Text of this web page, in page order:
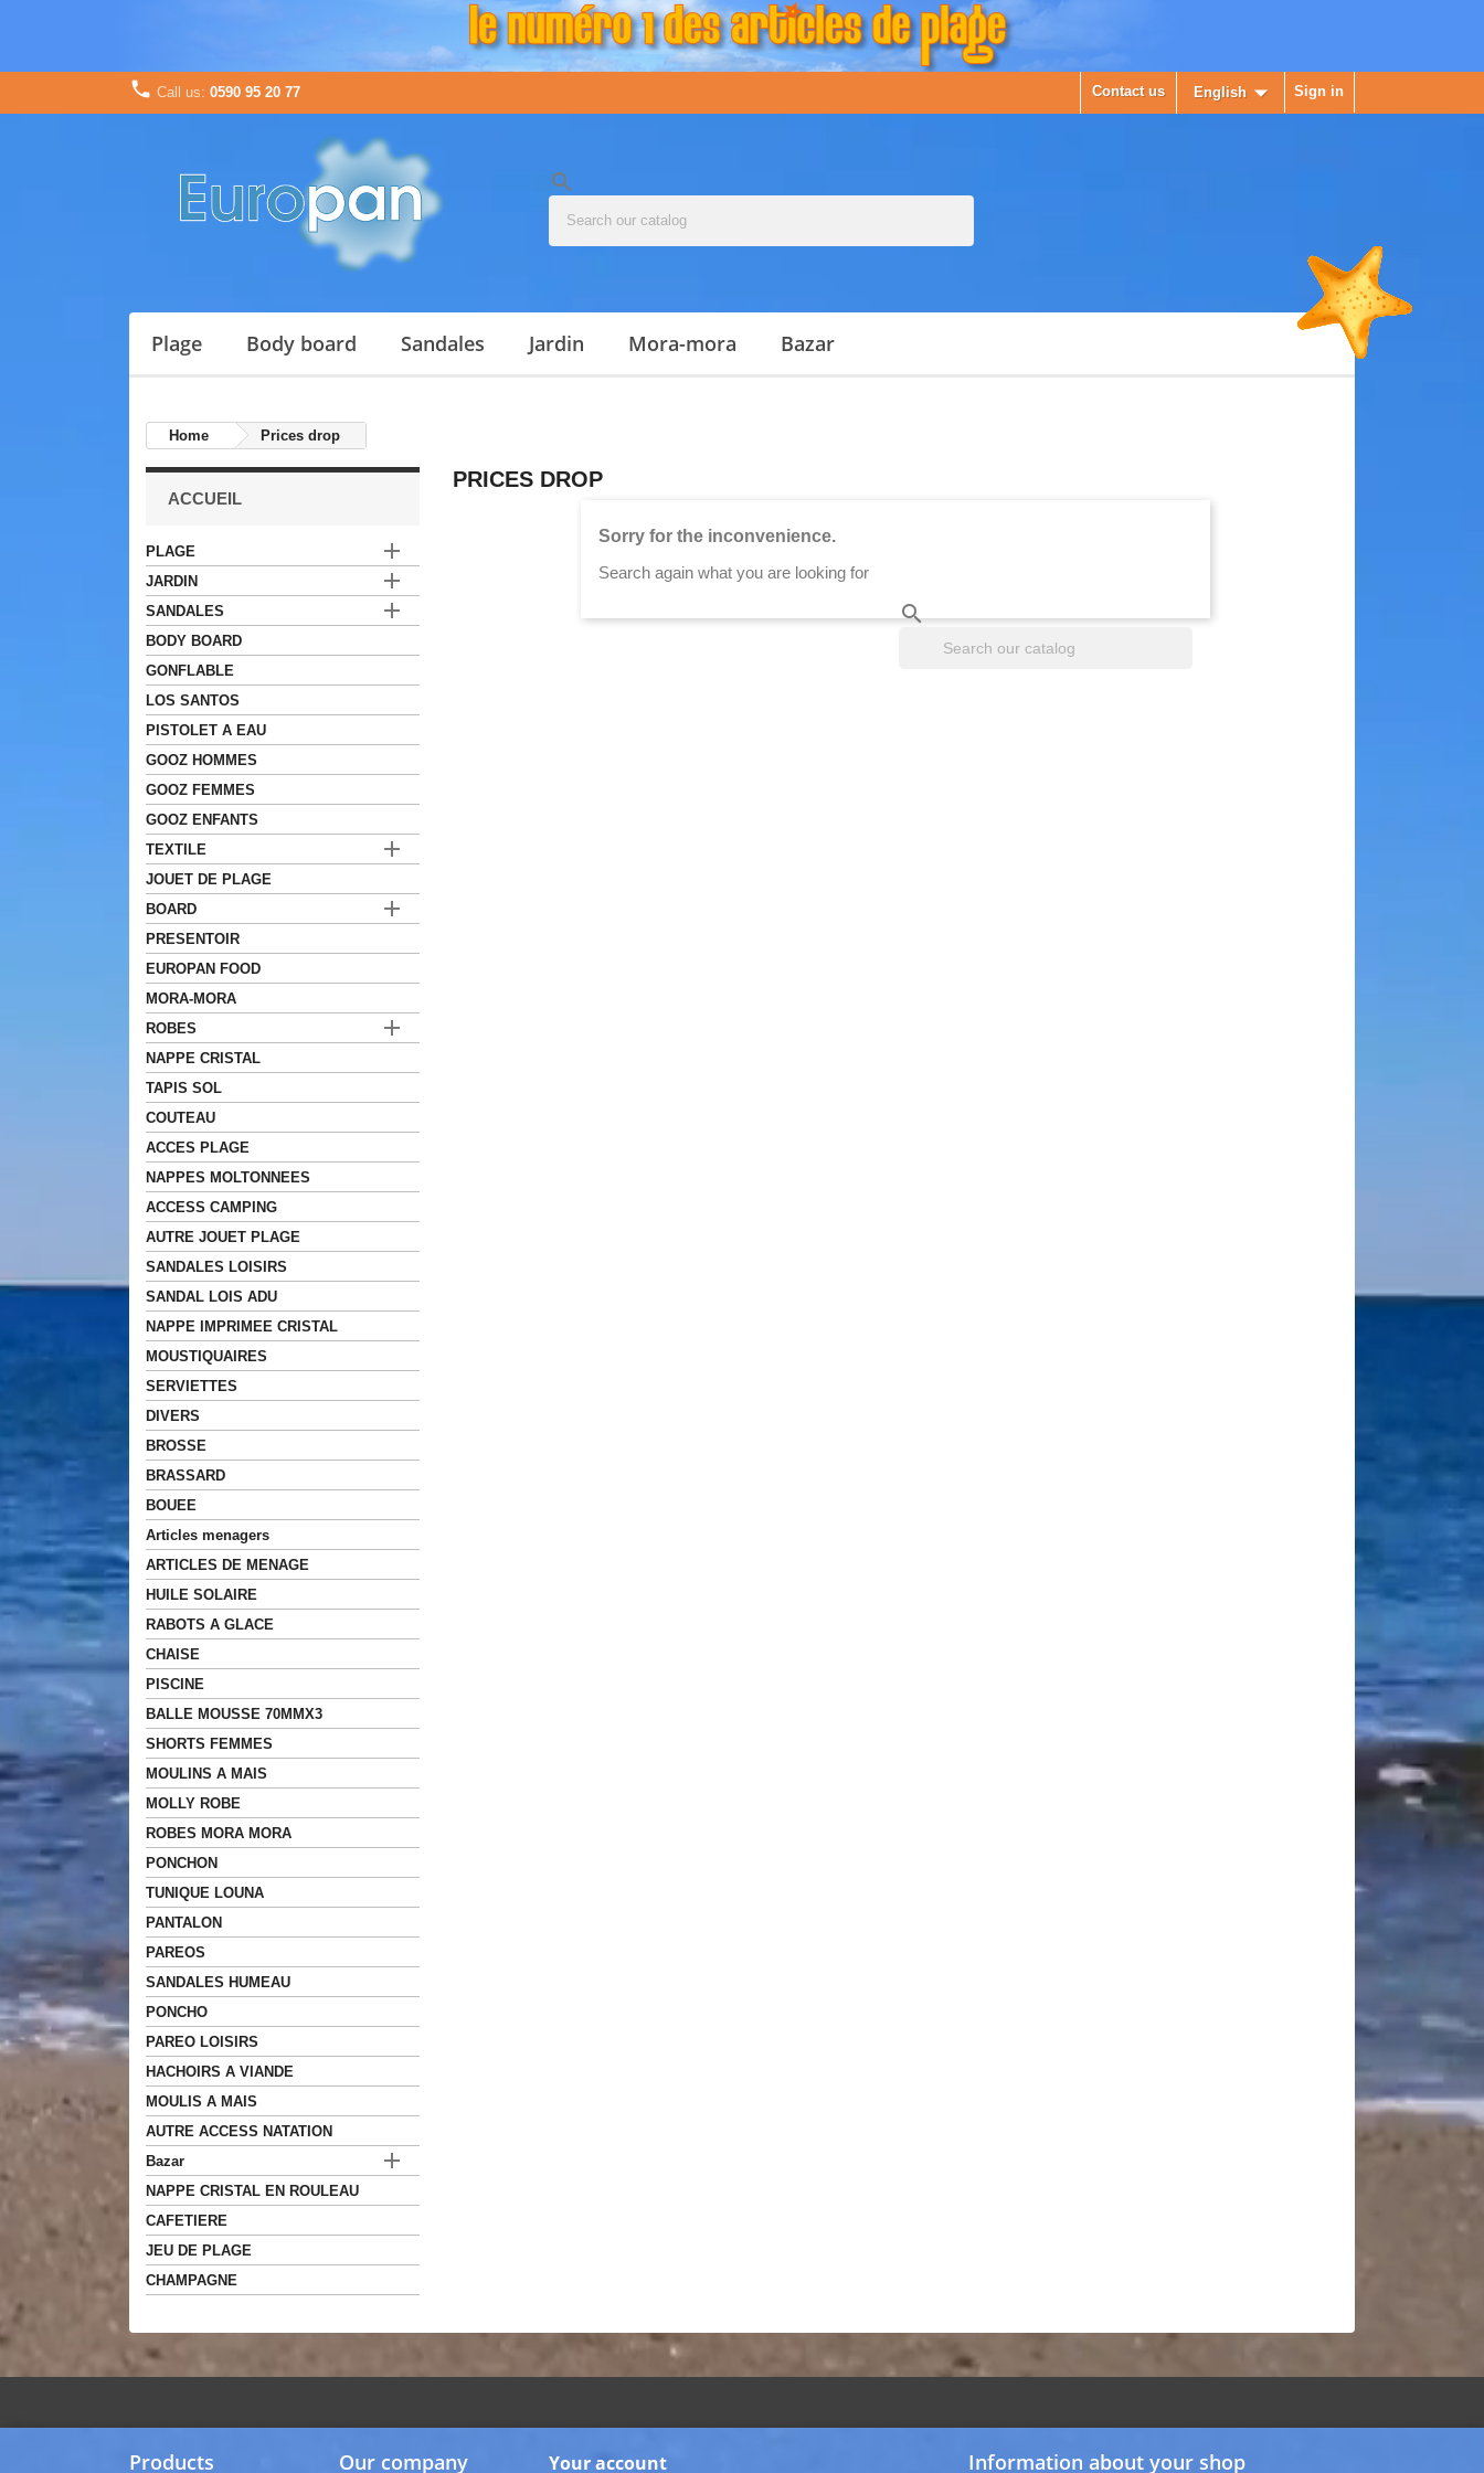
 Call us: 0590 95 20 77 Contact us English Sign in
search
plage body board sandales jardin mora-mora bazar
Home Prices drop
ACCUEIL
PLAGE 
JARDIN 
SANDALES 
BODY BOARD
GONFLABLE
LOS SANTOS
PISTOLET A EAU
GOOZ HOMMES
GOOZ FEMMES
GOOZ ENFANTS
TEXTILE

JOUET DE PLAGE
BOARD

PRESENTOIR
EUROPAN FOOD
MORA-MORA
ROBES

NAPPE CRISTAL
TAPIS SOL
COUTEAU
ACCES PLAGE
NAPPES MOLTONNEES
ACCESS CAMPING
AUTRE JOUET PLAGE
SANDALES LOISIRS
SANDAL LOIS ADU
NAPPE IMPRIMEE CRISTAL
MOUSTIQUAIRES
SERVIETTES
DIVERS
BROSSE
BRASSARD
BOUEE
Articles menagers
ARTICLES DE MENAGE
HUILE SOLAIRE
RABOTS A GLACE
CHAISE
PISCINE
BALLE MOUSSE 70MMX3
SHORTS FEMMES
MOULINS A MAIS
MOLLY ROBE
ROBES MORA MORA
PONCHON
TUNIQUE LOUNA
PANTALON
PAREOS
SANDALES HUMEAU
PONCHO
PAREO LOISIRS
HACHOIRS A VIANDE
MOULIS A MAIS
AUTRE ACCESS NATATION
Bazar

NAPPE CRISTAL EN ROULEAU
CAFETIERE
JEU DE PLAGE
CHAMPAGNE
PRICES DROP
Sorry for the inconvenience.
Search again what you are looking for
search
Products Our company Your account Information about your shop